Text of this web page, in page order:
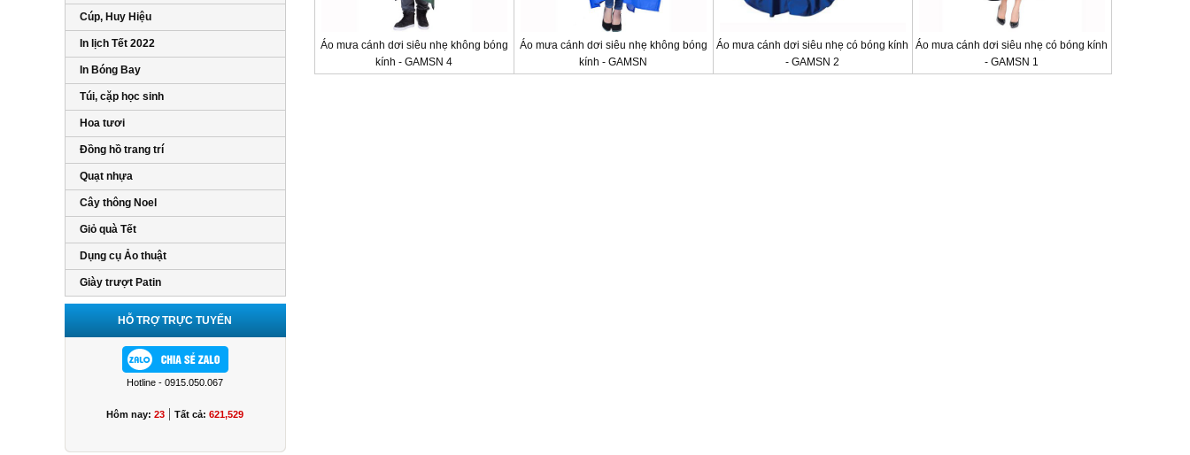
Cúp, Huy Hiệu
In lịch Tết 2022
In Bóng Bay
Túi, cặp học sinh
Hoa tươi
Đồng hồ trang trí
Quạt nhựa
Cây thông Noel
Giỏ quà Tết
Dụng cụ Ảo thuật
Giày trượt Patin
HỖ TRỢ TRỰC TUYẾN
Hotline - 0915.050.067
Hôm nay: 23 | Tất cả: 621,529
Áo mưa cánh dơi siêu nhẹ không bóng
kính - GAMSN 4
Áo mưa cánh dơi siêu nhẹ không bóng
kính - GAMSN
Áo mưa cánh dơi siêu nhẹ có bóng kính
- GAMSN 2
Áo mưa cánh dơi siêu nhẹ có bóng kính
- GAMSN 1